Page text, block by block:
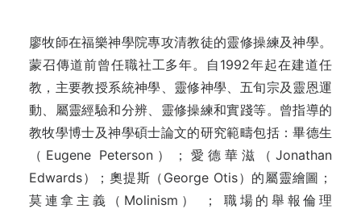
廖牧師在福樂神學院專攻清教徒的靈修操練及神學。
蒙召傳道前曾任職社工多年。自1992年起在建道任
教，主要教授系統神學、靈修神學、五旬宗及靈恩運
動、屬靈經驗和分辨、靈修操練和實踐等。曾指導的
教牧學博士及神學碩士論文的研究範疇包括：畢德生
（Eugene Peterson）；愛德華滋（Jonathan
Edwards）；奧提斯（George Otis）的屬靈繪圖；
莫連拿主義（Molinism） ； 職場的舉報倫理